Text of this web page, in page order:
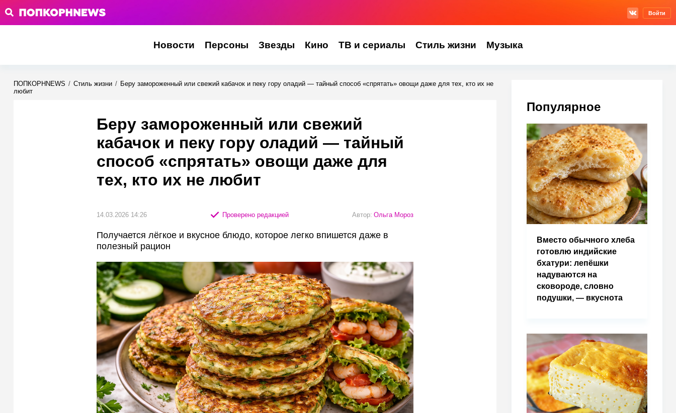
Войти
Новости Персоны Звезды Кино ТВ и сериалы Стиль жизни Музыка
ПОПКОРНNEWS / Стиль жизни / Беру замороженный или свежий кабачок и пеку гору оладий — тайный способ «спрятать» овощи даже для тех, кто их не
любит
Беру замороженный или свежий
кабачок и пеку гору оладий — тайный
способ «спрятать» овощи даже для
тех, кто их не любит
14.03.2026 14:26 Проверено редакцией Автор: Ольга Мороз
Получается лёгкое и вкусное блюдо, которое легко впишется даже в
полезный рацион
Популярное
Вместо обычного хлеба
готовлю индийские
бхатури: лепёшки
надуваются на
сковороде, словно
подушки, — вкуснота